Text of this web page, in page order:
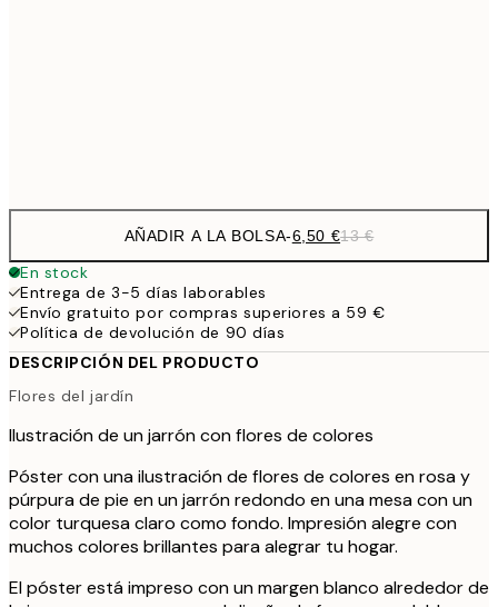
AÑADIR A LA BOLSA-6,50 €13 €
En stock
Entrega de 3-5 días laborables
Envío gratuito por compras superiores a 59 €
Política de devolución de 90 días
DESCRIPCIÓN DEL PRODUCTO
Flores del jardín
Ilustración de un jarrón con flores de colores
Póster con una ilustración de flores de colores en rosa y
púrpura de pie en un jarrón redondo en una mesa con un
color turquesa claro como fondo. Impresión alegre con
muchos colores brillantes para alegrar tu hogar.
El póster está impreso con un margen blanco alrededor de